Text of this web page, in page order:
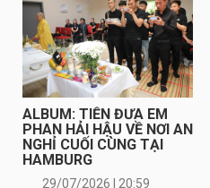
ALBUM: TIỄN ĐƯA EM
PHAN HẢI HẬU VỀ NƠI AN
NGHỈ CUỐI CÙNG TẠI
HAMBURG
29/07/2026 | 20:59